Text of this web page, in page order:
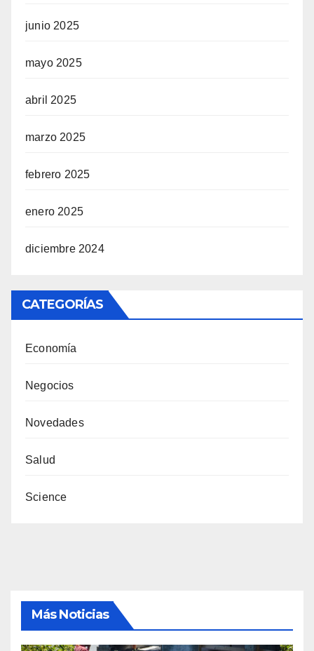
junio 2025
mayo 2025
abril 2025
marzo 2025
febrero 2025
enero 2025
diciembre 2024
CATEGORÍAS
Economía
Negocios
Novedades
Salud
Science
Más Noticias